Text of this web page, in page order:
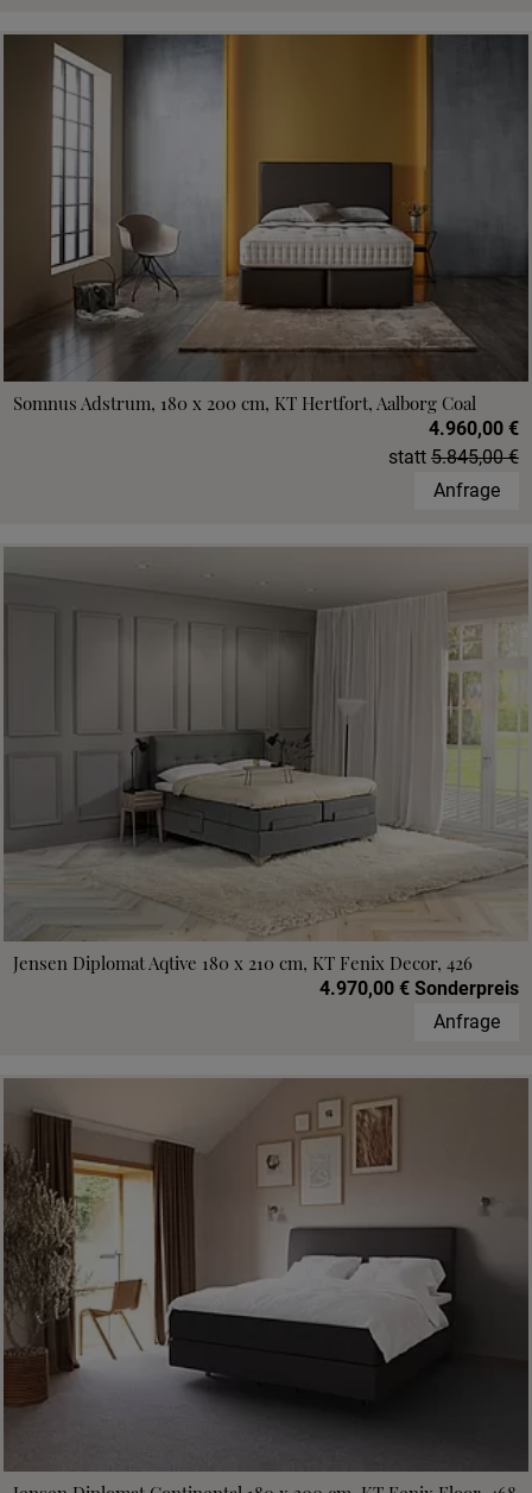
Somnus Adstrum, 180 x 200 cm, KT Hertfort, Aalborg Coal
4.960,00 €
statt 5.845,00 €
Anfrage
Jensen Diplomat Aqtive 180 x 210 cm, KT Fenix Decor, 426
4.970,00 € Sonderpreis
Anfrage